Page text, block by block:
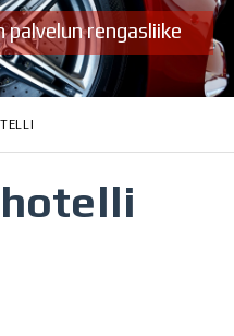
palvelun rengasliike